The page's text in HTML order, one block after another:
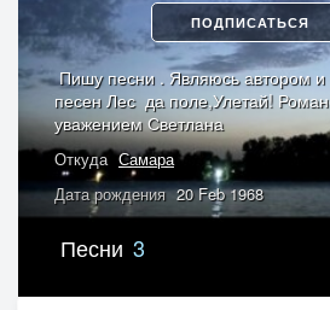
ПОДПИСАТЬСЯ
Пишу песни . Являюсь автором и
песен Лес да поле,Улетай!
уважением Светлана
Откуда Самара
Дата рождения 20 Feb 1968
Песни 3